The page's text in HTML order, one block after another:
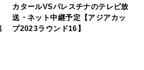
カタールVSパレスチナのテレビ放
送・ネット中継予定【アジアカッ
プ2023ラウンド16】